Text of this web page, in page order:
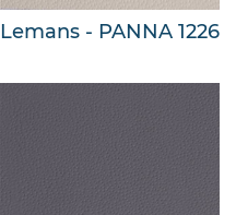
Lemans - PANNA 1226